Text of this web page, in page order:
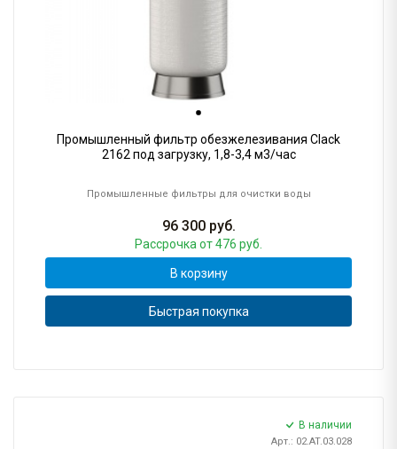
Промышленный фильтр обезжелезивания Clack
2162 под загрузку, 1,8-3,4 м3/час
Промышленные фильтры для очистки воды
96 300руб.
Рассрочка от 476 руб.
В корзину
Быстрая покупка
В наличии
Арт.: 02.AT.03.028